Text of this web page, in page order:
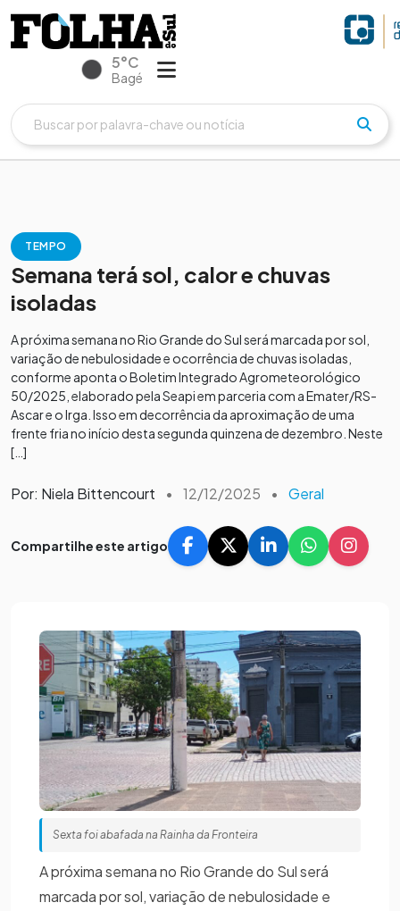
5°C
Bagé
TEMPO
Semana terá sol, calor e chuvas
isoladas
A próxima semana no Rio Grande do Sul será marcada por sol,
variação de nebulosidade e ocorrência de chuvas isoladas,
conforme aponta o Boletim Integrado Agrometeorológico
50/2025, elaborado pela Seapi em parceria com a Emater/RS-
Ascar e o Irga. Isso em decorrência da aproximação de uma
frente fria no início desta segunda quinzena de dezembro. Neste
[…]
Por: Niela Bittencourt • 12/12/2025 • Geral
Compartilhe este artigo
Sexta foi abafada na Rainha da Fronteira
A próxima semana no Rio Grande do Sul será
marcada por sol, variação de nebulosidade e